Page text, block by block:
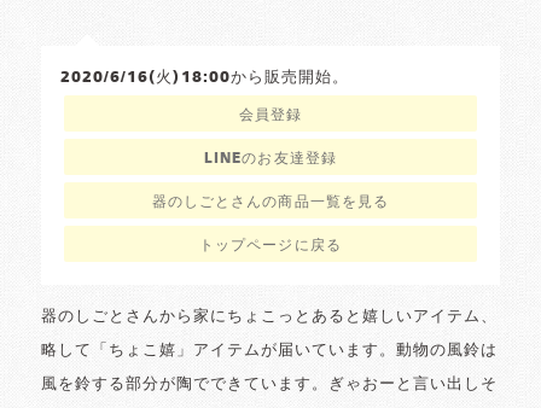
2020/6/16(火)18:00から販売開始。
会員登録
LINEのお友達登録
器のしごとさんの商品一覧を見る
トップページに戻る
器のしごとさんから家にちょこっとあると嬉しいアイテム、
略して「ちょこ嬉」アイテムが届いています。動物の風鈴は
風を鈴する部分が陶でできています。ぎゃおーと言い出しそ